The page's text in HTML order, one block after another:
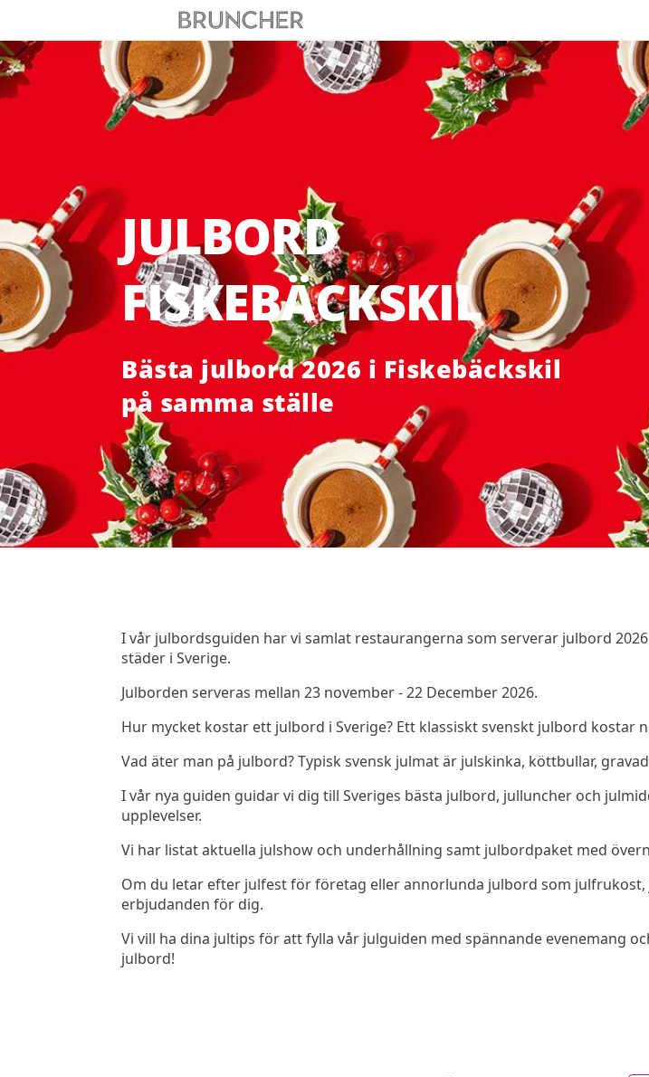
JULBORD
FISKEBÄCKSKIL
Bästa julbord 2026 i Fiskebäckskil
på samma ställe
I vår julbordsguiden har vi samlat restaurangerna som serverar julbord
städer i Sverige.
Julborden serveras mellan 23 november - 22 December 2026.
Hur mycket kostar ett julbord i Sverige? Ett klassiskt svenskt julbord kostar
Vad äter man på julbord? Typisk svensk julmat är julskinka, köttbullar,
I vår nya guiden guidar vi dig till Sveriges bästa julbord, julluncher och
upplevelser.
Vi har listat aktuella julshow och underhållning samt julbordpaket med
Om du letar efter julfest för företag eller annorlunda julbord som
erbjudanden för dig.
Vi vill ha dina jultips för att fylla vår julguiden med spännande evenemang
julbord!